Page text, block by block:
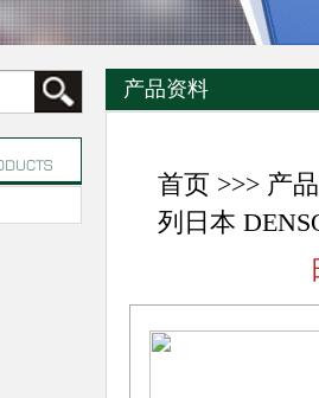
产品资料
首页 >>> 产
列日本